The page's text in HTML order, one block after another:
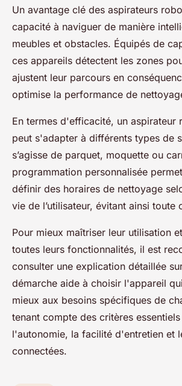
Un avantage clé des aspirateurs
capacité à naviguer de manière
meubles et obstacles. Équipés de
ces appareils détectent les zones
ajustent leur parcours en
optimise la performance de
En termes d'efficacité, un aspirateur
peut s'adapter à différents types de
s’agisse de parquet, moquette ou
programmation personnalisée
définir des horaires de nettoyage
vie de l’utilisateur, évitant ainsi toute
Pour mieux maîtriser leur utilisation
toutes leurs fonctionnalités, il est
consulter une explication détaillée
démarche aide à choisir l'appareil
mieux aux besoins spécifiques de
tenant compte des critères
l'autonomie, la facilité d'entretien et
connectées.